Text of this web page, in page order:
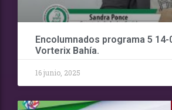
Encolumnados programa 5 14-
Vorterix Bahía.
16 junio, 2025